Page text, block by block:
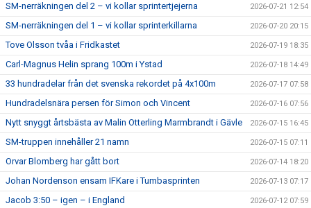
SM-nerräkningen del 2 – vi kollar sprintertjejerna 2026-07-21 12:54
SM-nerräkningen del 1 – vi kollar sprinterkillarna 2026-07-20 20:15
Tove Olsson tvåa i Fridkastet 2026-07-19 18:35
Carl-Magnus Helin sprang 100m i Ystad 2026-07-18 14:49
33 hundradelar från det svenska rekordet på 4x100m 2026-07-17 07:58
Hundradelsnära persen för Simon och Vincent 2026-07-16 07:56
Nytt snyggt årtsbästa av Malin Otterling Marmbrandt i Gävle 2026-07-15 16:45
SM-truppen innehåller 21 namn 2026-07-15 07:11
Orvar Blomberg har gått bort 2026-07-14 18:20
Johan Nordenson ensam IFKare i Tumbasprinten 2026-07-13 07:17
Jacob 3:50 – igen – i England 2026-07-12 07:59